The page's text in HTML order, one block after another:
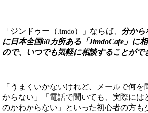
「ジンドゥー（Jimdo）」ならば、 分から
に日本全国60カ所ある「JimdoCafe」に
ので、いつでも気軽に相談することがで
「うまくいかないけれど、メールで何
からない」「電話で聞いても、実際には
のかわからない」といった初心者の方も